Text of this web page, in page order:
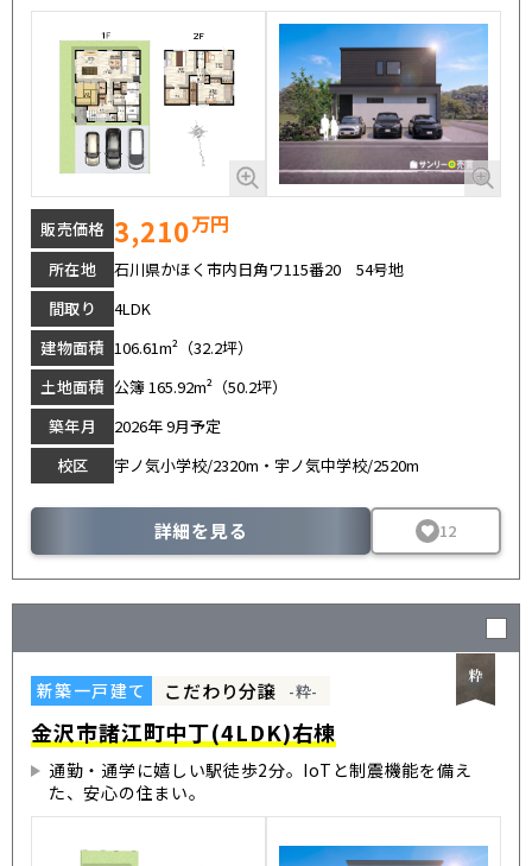
販売価格 3,210万円
所在地
石川県かほく市内日角ワ115番20 54号地
間取り
4LDK
建物面積 106.61m²（32.2坪）
土地面積 公簿 165.92m²（50.2坪）
築年月
2026年 9月予定
校区
宇ノ気小学校/2320m・宇ノ気中学校/2520m
詳細を見る 12
新築一戸建て こだわり分譲 -粋-
金沢市諸江町中丁(4LDK)右棟
通勤・通学に嬉しい駅徒歩2分。IoTと制震機能を備え
た、安心の住まい。